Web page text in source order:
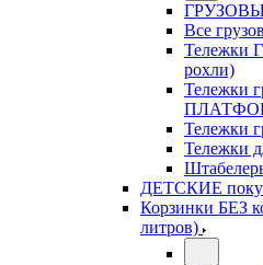
Все
Тележки
рохли)
Тележки
Тележки
ДЕТСКИЕ
Корзинки БЕЗ
литров)